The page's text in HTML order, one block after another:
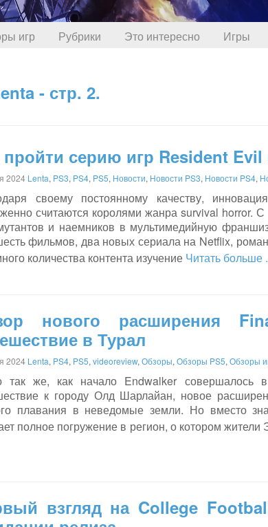
игр Рубрики Это интересно Игры
- стр. 2.
пройти серию игр Resident
2024 Lenta, PS3, PS4, PS5, Новости, Новости PS3, Новости PS4,
своему постоянному качеству,
считаются королями жанра survival horror.
и наемников в мультимедийную
фильмов, два новых сериала на Netflix,
количества контента изучение Читать больше
нового расширения
в Турал
2024 Lenta, PS4, PS5, videoreview, Обзоры, Обзоры PS5, Обзоры
так же, как начало Endwalker совершалось
к городу Олд Шарлайан, новое
плавания в неведомые земли. Но вместо
полное погружение в регион, о котором
взгляд на College